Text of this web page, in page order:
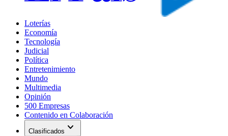
Loterías
Economía
Tecnología
Judicial
Política
Entretenimiento
Mundo
Multimedia
Opinión
500 Empresas
Contenido en Colaboración
Clasificados expand_more